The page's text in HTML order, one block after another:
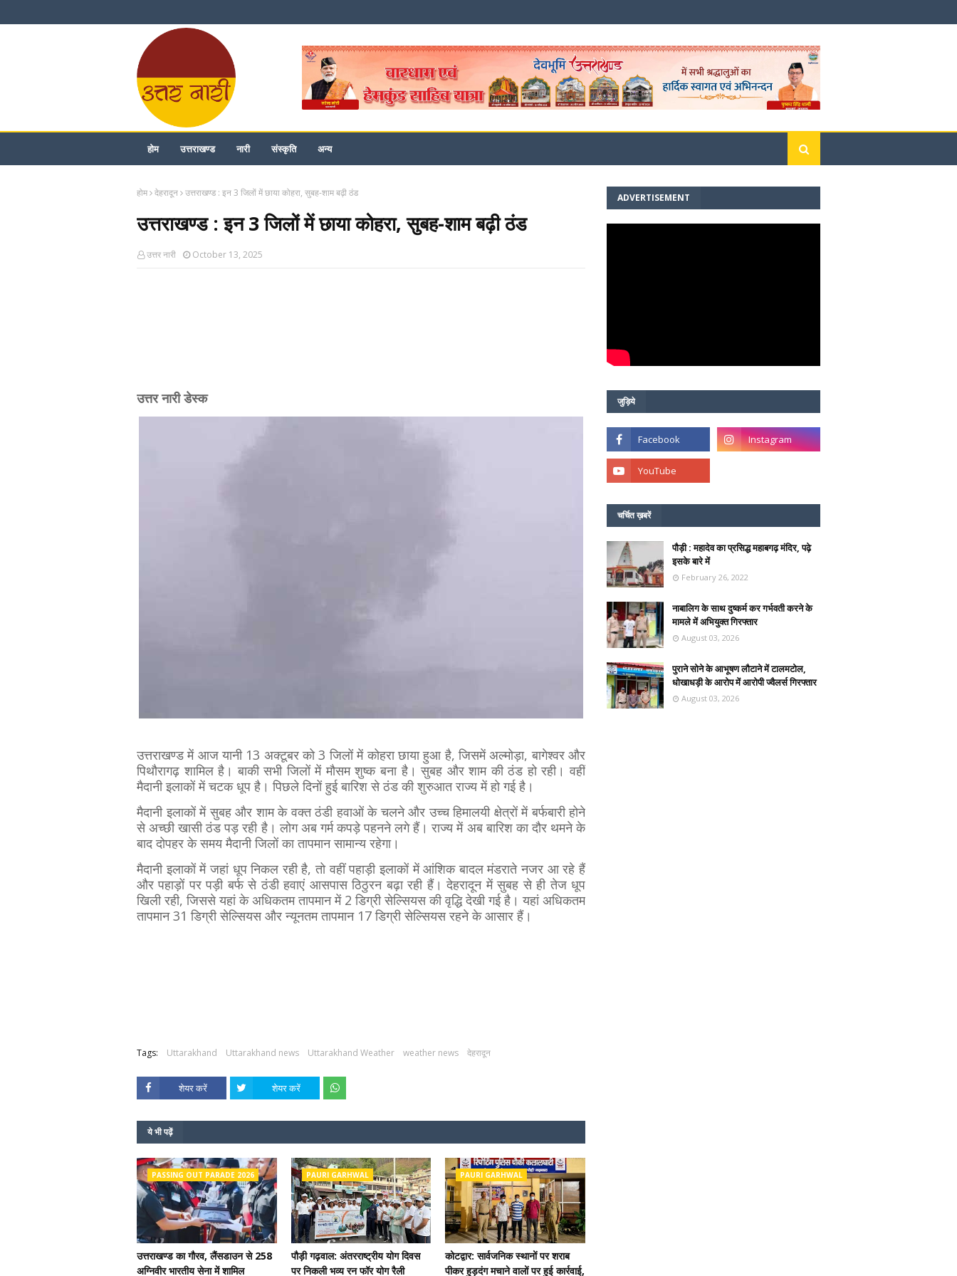
होम उत्तराखण्ड नारी संस्कृति अन्य
होम देहरादून उत्तराखण्ड : इन 3 जिलों में छाया कोहरा, सुबह-शाम बढ़ी ठंड
उत्तराखण्ड : इन 3 जिलों में छाया कोहरा, सुबह-शाम बढ़ी ठंड
उत्तर नारी October 13, 2025
उत्तर नारी डेस्क
उत्तराखण्ड में आज यानी 13 अक्टूबर को 3 जिलों में कोहरा छाया हुआ है, जिसमें अल्मोड़ा, बागेश्वर और
पिथौरागढ़ शामिल है। बाकी सभी जिलों में मौसम शुष्क बना है। सुबह और शाम की ठंड हो रही। वहीं
मैदानी इलाकों में चटक धूप है। पिछले दिनों हुई बारिश से ठंड की शुरुआत राज्य में हो गई है।
मैदानी इलाकों में सुबह और शाम के वक्त ठंडी हवाओं के चलने और उच्च हिमालयी क्षेत्रों में बर्फबारी होने
से अच्छी खासी ठंड पड़ रही है। लोग अब गर्म कपड़े पहनने लगे हैं। राज्य में अब बारिश का दौर थमने के
बाद दोपहर के समय मैदानी जिलों का तापमान सामान्य रहेगा।
मैदानी इलाकों में जहां धूप निकल रही है, तो वहीं पहाड़ी इलाकों में आंशिक बादल मंडराते नजर आ रहे हैं
और पहाड़ों पर पड़ी बर्फ से ठंडी हवाएं आसपास ठिठुरन बढ़ा रही हैं। देहरादून में सुबह से ही तेज धूप
खिली रही, जिससे यहां के अधिकतम तापमान में 2 डिग्री सेल्सियस की वृद्धि देखी गई है। यहां अधिकतम
तापमान 31 डिग्री सेल्सियस और न्यूनतम तापमान 17 डिग्री सेल्सियस रहने के आसार हैं।
Tags: Uttarakhand Uttarakhand news Uttarakhand Weather weather news देहरादून
शेयर करें शेयर करें
ये भी पढ़ें
PASSING OUT PARADE 2026
उत्तराखण्ड का गौरव, लैंसडाउन से 258
अग्निवीर भारतीय सेना में शामिल
PAURI GARHWAL
पौड़ी गढ़वाल: अंतरराष्ट्रीय योग दिवस
पर निकली भव्य रन फॉर योग रैली
PAURI GARHWAL
कोटद्वार: सार्वजनिक स्थानों पर शराब
पीकर हुड़दंग मचाने वालों पर हुई कार्रवाई,
ADVERTISEMENT
जुड़िये
चर्चित ख़बरें
पौड़ी : महादेव का प्रसिद्ध महाबगढ़ मंदिर, पढ़े
इसके बारे में
February 26, 2022
नाबालिग के साथ दुष्कर्म कर गर्भवती करने के
मामले में अभियुक्त गिरफ्तार
August 03, 2026
पुराने सोने के आभूषण लौटाने में टालमटोल,
धोखाधड़ी के आरोप में आरोपी ज्वैलर्स गिरफ्तार
August 03, 2026